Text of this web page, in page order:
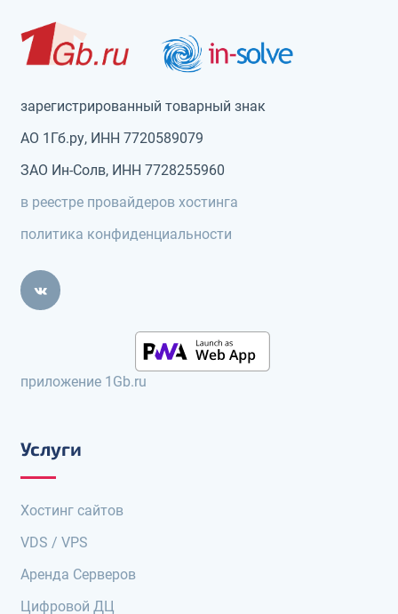
зарегистрированный товарный знак
АО 1Гб.ру, ИНН 7720589079
ЗАО Ин-Солв, ИНН 7728255960
в реестре провайдеров хостинга
политика конфиденциальности
приложение 1Gb.ru
Услуги
Хостинг сайтов
VDS / VPS
Аренда Серверов
Цифровой ДЦ